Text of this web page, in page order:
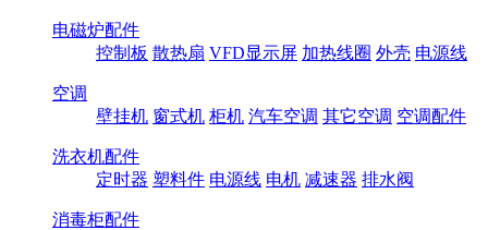
电磁炉配件
控制板 散热扇 VFD显示屏 加热线圈 外壳 电源线
空调
壁挂机 窗式机 柜机 汽车空调 其它空调 空调配件
洗衣机配件
定时器 塑料件 电源线 电机 减速器 排水阀
消毒柜配件